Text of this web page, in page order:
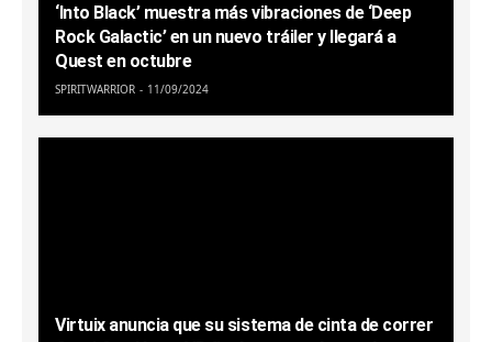
‘Into Black’ muestra más vibraciones de ‘Deep
Rock Galactic’ en un nuevo tráiler y llegará a
Quest en octubre
SPIRITWARRIOR 11/09/2024
Virtuix anuncia que su sistema de cinta de correr